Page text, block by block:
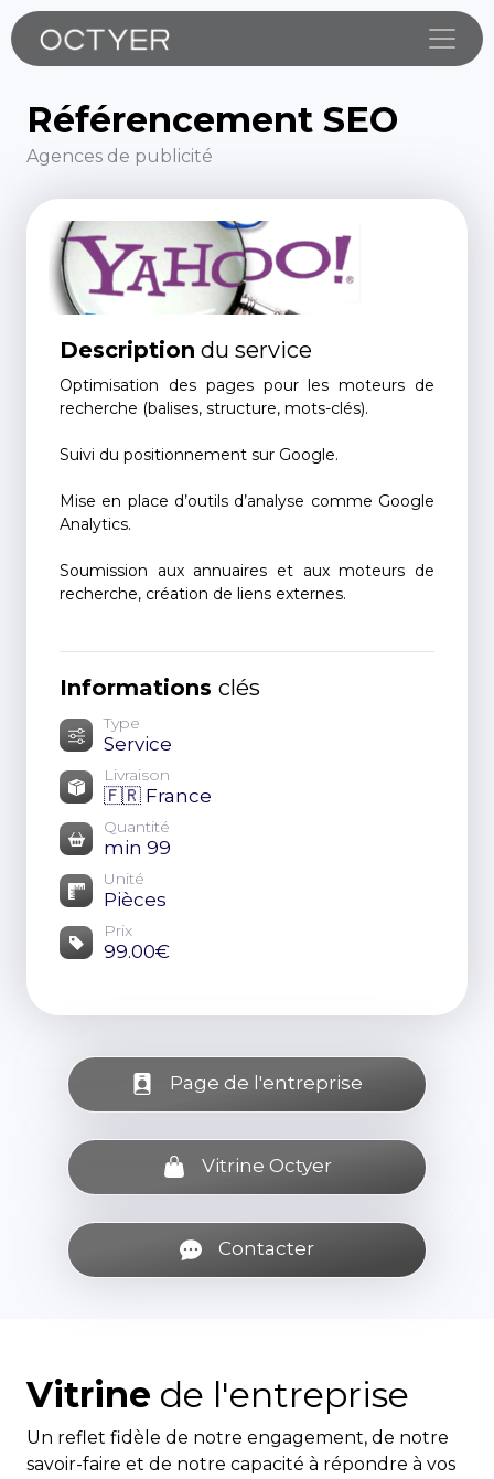
Référencement SEO
Agences de publicité
Description du service
Optimisation des pages pour les moteurs de
recherche (balises, structure, mots-clés).
Suivi du positionnement sur Google.
Mise en place d’outils d’analyse comme Google
Analytics.
Soumission aux annuaires et aux moteurs de
recherche, création de liens externes.
Informations clés
Type
Service
Livraison
🇫🇷 France
Quantité
min 99
Unité
Pièces
Prix
99.00€
Page de l'entreprise
Vitrine Octyer
Contacter
Vitrine de l'entreprise
Un reflet fidèle de notre engagement, de notre
savoir-faire et de notre capacité à répondre à vos